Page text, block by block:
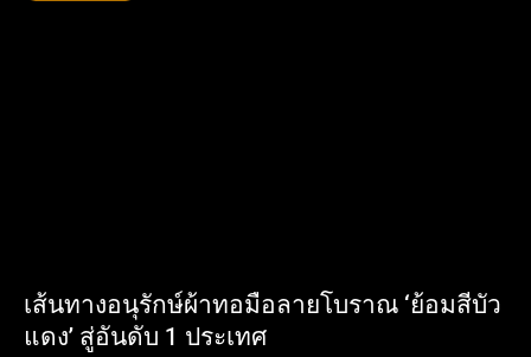
เส้นทางอนุรักษ์ผ้าทอมือลายโบราณ ‘ย้อมสีบัว
แดง’ สู่อันดับ 1 ประเทศ